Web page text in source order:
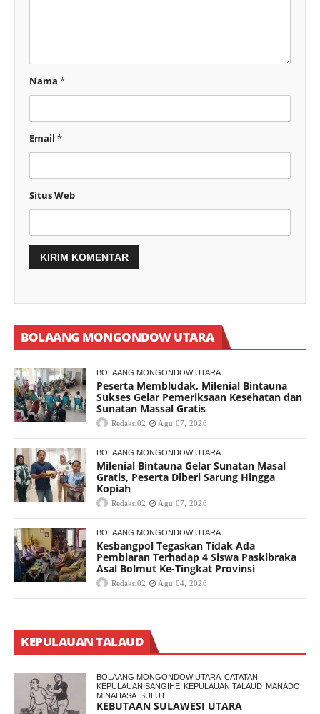
Nama *
Email *
Situs Web
BOLAANG MONGONDOW UTARA
BOLAANG MONGONDOW UTARA
Peserta Membludak, Milenial Bintauna
Sukses Gelar Pemeriksaan Kesehatan dan
Sunatan Massal Gratis
Redaksi02 Agu 07, 2026
BOLAANG MONGONDOW UTARA
Milenial Bintauna Gelar Sunatan Masal
Gratis, Peserta Diberi Sarung Hingga
Kopiah
Redaksi02 Agu 07, 2026
BOLAANG MONGONDOW UTARA
Kesbangpol Tegaskan Tidak Ada
Pembiaran Terhadap 4 Siswa Paskibraka
Asal Bolmut Ke-Tingkat Provinsi
Redaksi02 Agu 04, 2026
KEPULAUAN TALAUD
BOLAANG MONGONDOW UTARA CATATAN
KEPULAUAN SANGIHE KEPULAUAN TALAUD MANADO
MINAHASA SULUT
KEBUTAAN SULAWESI UTARA